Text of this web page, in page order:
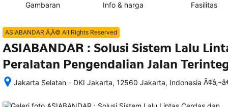
Gambaran Info & harga Fasilitas
ASIABANDAR Ã‚Â© All Rights Reserved
ASIABANDAR : Solusi Sistem Lalu
Peralatan Pengendalian Jalan
Jakarta Selatan - DKI Jakarta, 12560 Jakarta, Indonesia
memesan,